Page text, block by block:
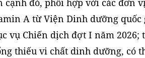
cạnh đó, phối hợp với các đơn
A từ Viện Dinh dưỡng quốc
vụ Chiến dịch đợt I năm
thiếu vi chất dinh dưỡng, có